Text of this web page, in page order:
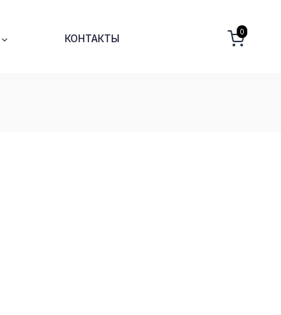
КОНТАКТЫ
0